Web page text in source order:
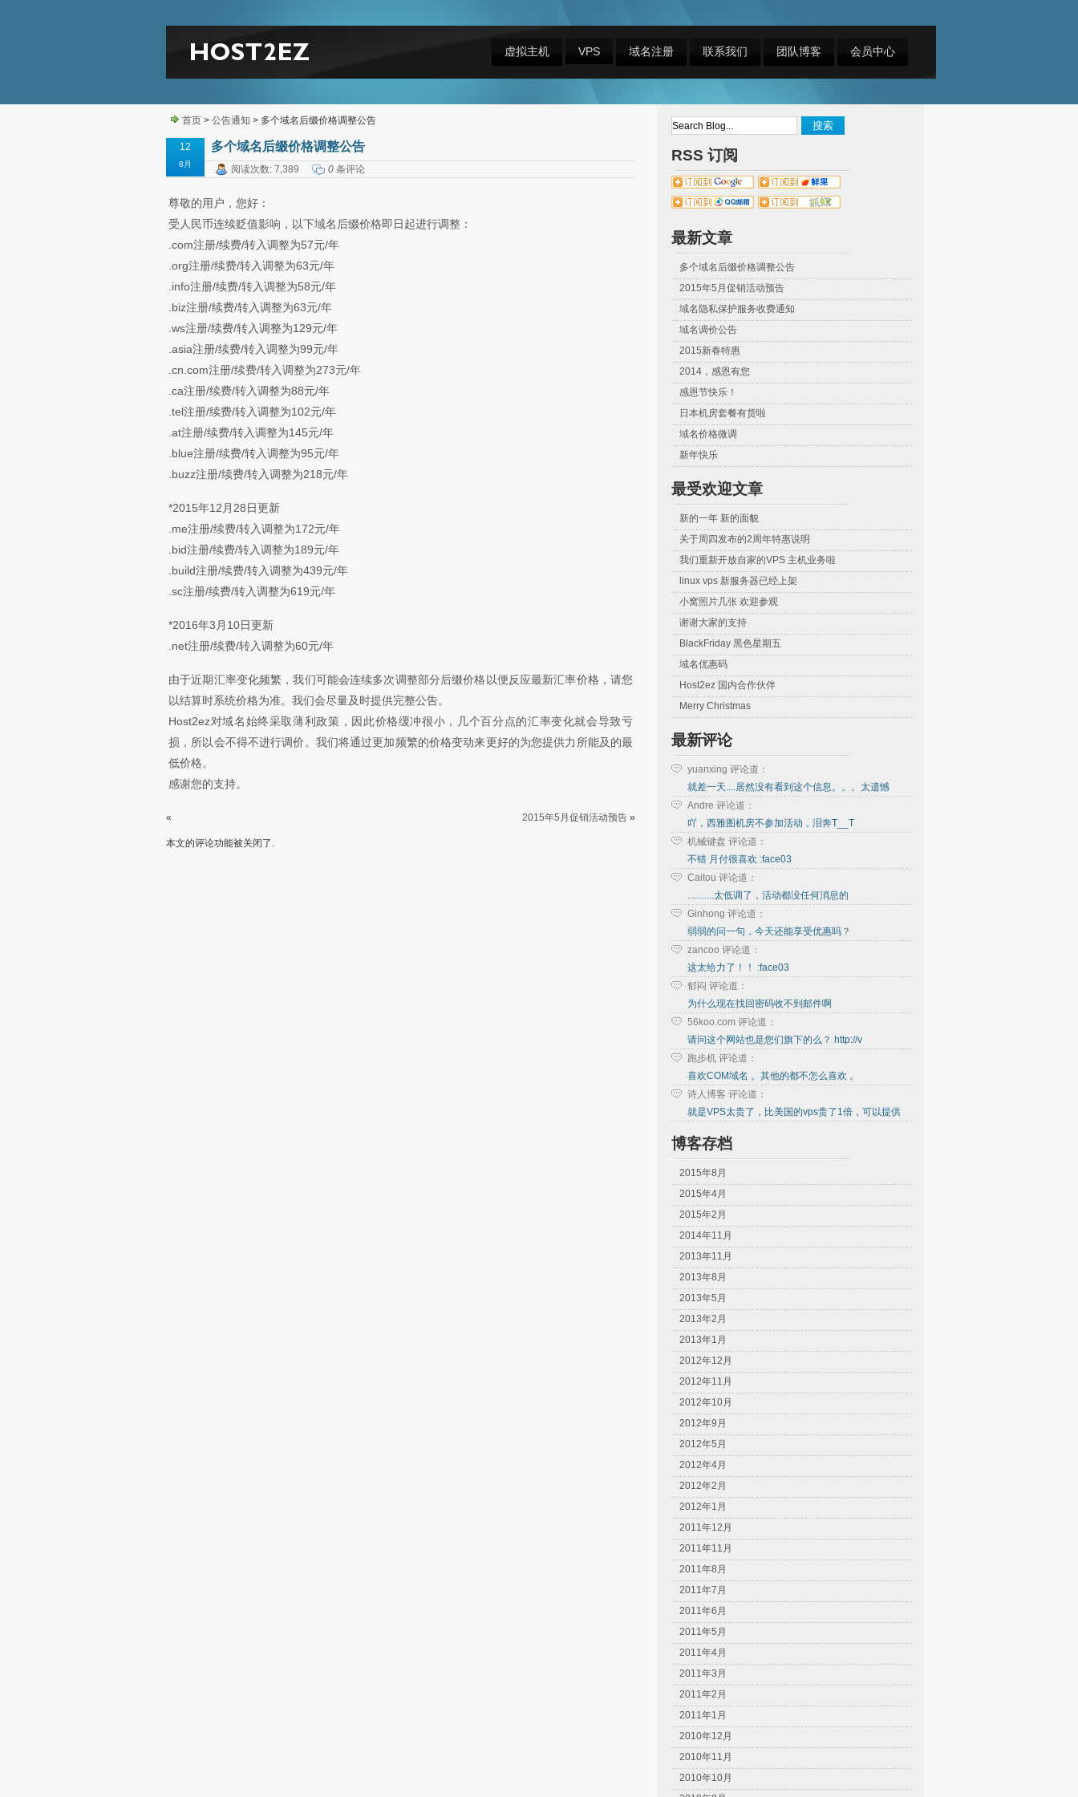
虚拟主机 VPS 域名注册 联系我们 团队博客 会员中心
首页 > 公告通知 > 多个域名后缀价格调整公告
12
8月
多个域名后缀价格调整公告
阅读次数: 7,389 0 条评论
尊敬的用户，您好：
受人民币连续贬值影响，以下域名后缀价格即日起进行调整：
.com注册/续费/转入调整为57元/年
.org注册/续费/转入调整为63元/年
.info注册/续费/转入调整为58元/年
.biz注册/续费/转入调整为63元/年
.ws注册/续费/转入调整为129元/年
.asia注册/续费/转入调整为99元/年
.cn.com注册/续费/转入调整为273元/年
.ca注册/续费/转入调整为88元/年
.tel注册/续费/转入调整为102元/年
.at注册/续费/转入调整为145元/年
.blue注册/续费/转入调整为95元/年
.buzz注册/续费/转入调整为218元/年
*2015年12月28日更新
.me注册/续费/转入调整为172元/年
.bid注册/续费/转入调整为189元/年
.build注册/续费/转入调整为439元/年
.sc注册/续费/转入调整为619元/年
*2016年3月10日更新
.net注册/续费/转入调整为60元/年
由于近期汇率变化频繁，我们可能会连续多次调整部分后缀价格以便反应最新汇率价格，请您
以结算时系统价格为准。我们会尽量及时提供完整公告。
Host2ez对域名始终采取薄利政策，因此价格缓冲很小，几个百分点的汇率变化就会导致亏
损，所以会不得不进行调价。我们将通过更加频繁的价格变动来更好的为您提供力所能及的最
低价格。
感谢您的支持。
« 2015年5月促销活动预告 »
本文的评论功能被关闭了.
RSS 订阅
最新文章
多个域名后缀价格调整公告
2015年5月促销活动预告
域名隐私保护服务收费通知
域名调价公告
2015新春特惠
2014，感恩有您
感恩节快乐！
日本机房套餐有货啦
域名价格微调
新年快乐
最受欢迎文章
新的一年 新的面貌
关于周四发布的2周年特惠说明
我们重新开放自家的VPS 主机业务啦
linux vps 新服务器已经上架
小窝照片几张 欢迎参观
谢谢大家的支持
BlackFriday 黑色星期五
域名优惠码
Host2ez 国内合作伙伴
Merry Christmas
最新评论
yuanxing 评论道：
就差一天....居然没有看到这个信息。。。太遗憾
Andre 评论道：
吖，西雅图机房不参加活动，泪奔T__T
机械键盘 评论道：
不错 月付很喜欢 :face03
Caitou 评论道：
...........太低调了，活动都没任何消息的
Ginhong 评论道：
弱弱的问一句，今天还能享受优惠吗？
zancoo 评论道：
这太给力了！！ :face03
郁闷 评论道：
为什么现在找回密码收不到邮件啊
56koo.com 评论道：
请问这个网站也是您们旗下的么？ http://v
跑步机 评论道：
喜欢COM域名 。其他的都不怎么喜欢 。
诗人博客 评论道：
就是VPS太贵了，比美国的vps贵了1倍，可以提供
博客存档
2015年8月
2015年4月
2015年2月
2014年11月
2013年11月
2013年8月
2013年5月
2013年2月
2013年1月
2012年12月
2012年11月
2012年10月
2012年9月
2012年5月
2012年4月
2012年2月
2012年1月
2011年12月
2011年11月
2011年8月
2011年7月
2011年6月
2011年5月
2011年4月
2011年3月
2011年2月
2011年1月
2010年12月
2010年11月
2010年10月